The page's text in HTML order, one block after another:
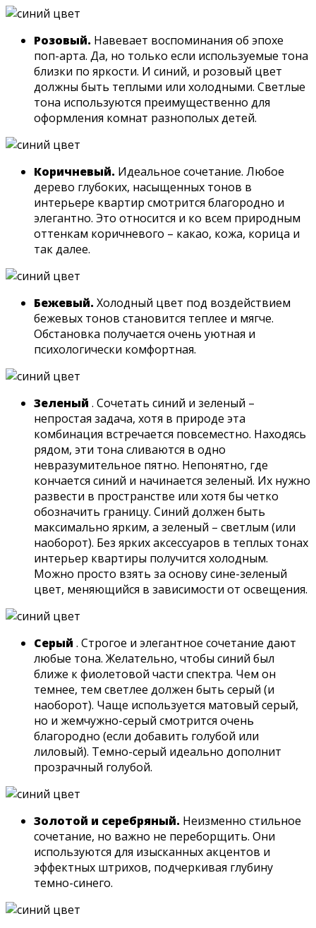
Розовый. Навевает воспоминания об эпохе
поп-арта. Да, но только если используемые тона
близки по яркости. И синий, и розовый цвет
должны быть теплыми или холодными. Светлые
тона используются преимущественно для
оформления комнат разнополых детей.
Коричневый. Идеальное сочетание. Любое
дерево глубоких, насыщенных тонов в
интерьере квартир смотрится благородно и
элегантно. Это относится и ко всем природным
оттенкам коричневого – какао, кожа, корица и
так далее.
Бежевый. Холодный цвет под воздействием
бежевых тонов становится теплее и мягче.
Обстановка получается очень уютная и
психологически комфортная.
Зеленый . Сочетать синий и зеленый –
непростая задача, хотя в природе эта
комбинация встречается повсеместно. Находясь
рядом, эти тона сливаются в одно
невразумительное пятно. Непонятно, где
кончается синий и начинается зеленый. Их нужно
развести в пространстве или хотя бы четко
обозначить границу. Синий должен быть
максимально ярким, а зеленый – светлым (или
наоборот). Без ярких аксессуаров в теплых тонах
интерьер квартиры получится холодным.
Можно просто взять за основу сине-зеленый
цвет, меняющийся в зависимости от освещения.
Серый . Строгое и элегантное сочетание дают
любые тона. Желательно, чтобы синий был
ближе к фиолетовой части спектра. Чем он
темнее, тем светлее должен быть серый (и
наоборот). Чаще используется матовый серый,
но и жемчужно-серый смотрится очень
благородно (если добавить голубой или
лиловый). Темно-серый идеально дополнит
прозрачный голубой.
Золотой и серебряный. Неизменно стильное
сочетание, но важно не переборщить. Они
используются для изысканных акцентов и
эффектных штрихов, подчеркивая глубину
темно-синего.